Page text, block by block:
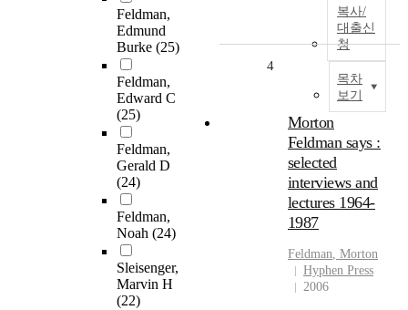
Feldman,
Edmund
Burke (25)
Feldman,
Edward C
(25)
Feldman,
Gerald D
(24)
Feldman,
Noah (24)
Sleisenger,
Marvin H
(22)
복사/
대출신
청
목차
보기
4
Morton
Feldman says :
selected
interviews and
lectures 1964-
1987
Feldman, Morton
Hyphen Press
2006